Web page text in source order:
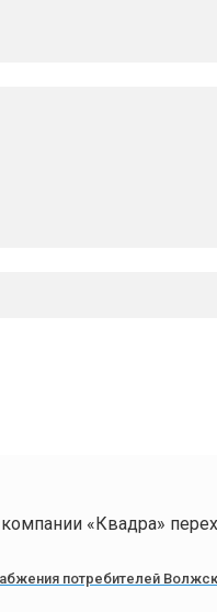
«Квадра»
потребителей